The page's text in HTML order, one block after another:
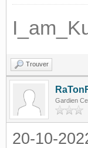
Trouver
Gardien
20-10-